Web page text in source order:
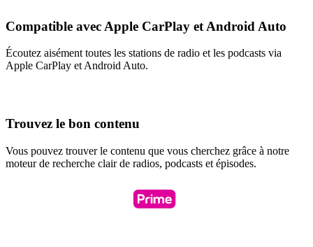
Compatible avec Apple CarPlay et Android Auto
Écoutez aisément toutes les stations de radio et les podcasts via
Apple CarPlay et Android Auto.
Trouvez le bon contenu
Vous pouvez trouver le contenu que vous cherchez grâce à notre
moteur de recherche clair de radios, podcasts et épisodes.